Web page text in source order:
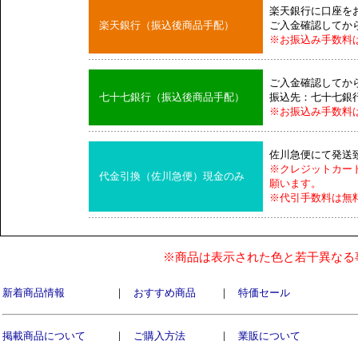
楽天銀行（振込後商品手配）
楽天銀行に口座を
ご入金確認してか
※お振込み手数料
七十七銀行（振込後商品手配）
ご入金確認してか
振込先：七十七銀
※お振込み手数料
代金引換（佐川急便）現金のみ
佐川急便にて発送
※クレジットカー
願います。
※代引手数料は無
※商品は表示された色と若干異な
新着商品情報 ｜ おすすめ商品 ｜ 特価セール
掲載商品について ｜ ご購入方法 ｜ 業販について